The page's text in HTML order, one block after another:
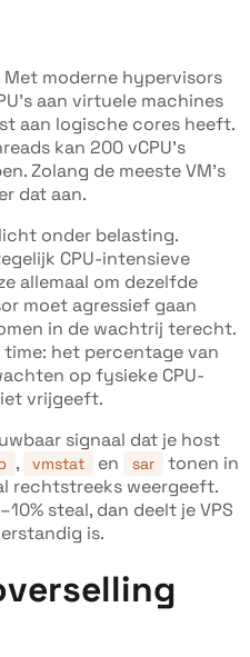
Met moderne hypervisors
aan virtuele machines
aan logische cores heeft.
kan 200 vCPU's
Zolang de meeste VM's
dat aan.
onder belasting.
CPU-intensieve
allemaal om dezelfde
moet agressief gaan
in de wachtrij terecht.
time: het percentage van
op fysieke CPU-
vrijgeeft.
signaal dat je host
, vmstat en sar
tonen in
rechtstreeks weergeeft.
steal, dan deelt je VPS
is.